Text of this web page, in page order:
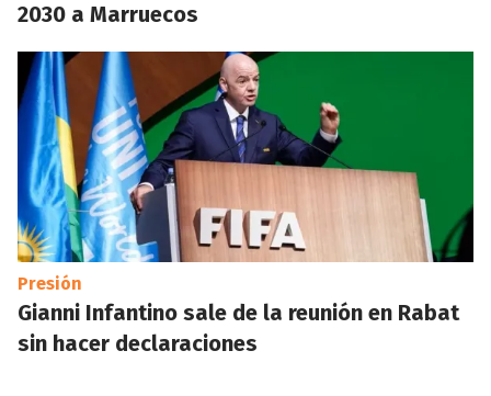
2030 a Marruecos
Presión
Gianni Infantino sale de la reunión en Rabat
sin hacer declaraciones